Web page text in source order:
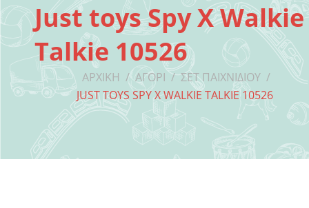
Just toys Spy X Walkie
Talkie 10526
ΑΡΧΙΚΉ / ΑΓΌΡΙ / ΣΕΤ ΠΑΙΧΝΙΔΙΟΎ /
JUST TOYS SPY X WALKIE TALKIE 10526